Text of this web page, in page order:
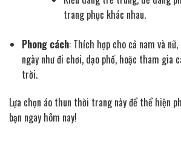
trang phục khác nhau.
Phong cách: Thích hợp cho cả nam và
ngày như đi chơi, dạo phố, hoặc tham gia
trời.
Lựa chọn áo thun thời trang này để thể hiện
bạn ngay hôm nay!